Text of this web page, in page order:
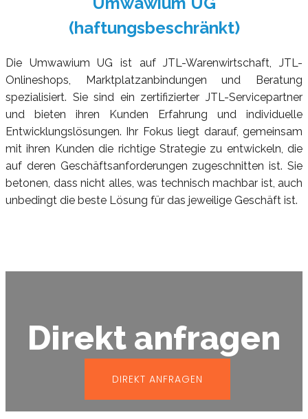
(haftungsbeschränkt)
Die Umwawium UG ist auf JTL-Warenwirtschaft, JTL-
Onlineshops, Marktplatzanbindungen und Beratung
spezialisiert. Sie sind ein zertifizierter JTL-Servicepartner
und bieten ihren Kunden Erfahrung und individuelle
Entwicklungslösungen. Ihr Fokus liegt darauf, gemeinsam
mit ihren Kunden die richtige Strategie zu entwickeln, die
auf deren Geschäftsanforderungen zugeschnitten ist. Sie
betonen, dass nicht alles, was technisch machbar ist, auch
unbedingt die beste Lösung für das jeweilige Geschäft ist.
Direkt anfragen
DIREKT ANFRAGEN